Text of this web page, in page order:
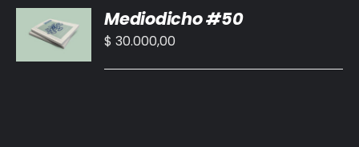
AL
CARRITO
/
Mediodicho #50
$ 30.000,00